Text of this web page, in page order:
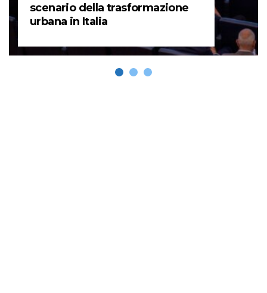
scenario della trasformazione
urbana in Italia